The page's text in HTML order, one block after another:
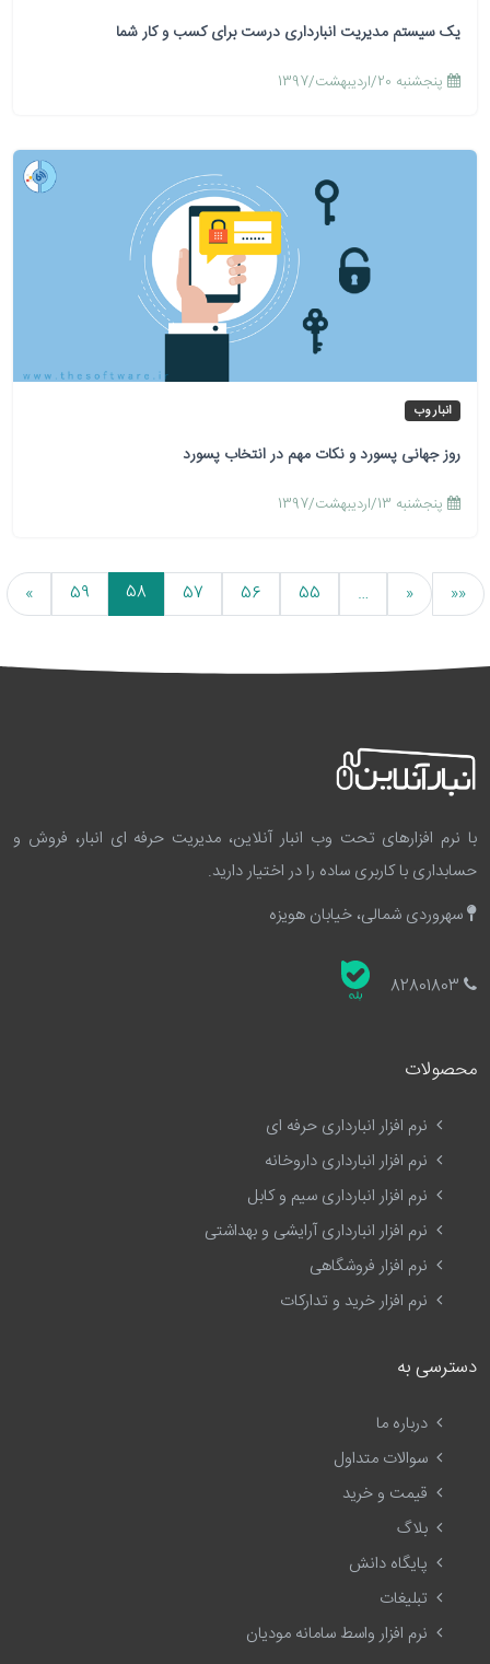
یک سیستم مدیریت انبارداری درست برای کسب و کار شما
پنجشنبه 20/اردیبهشت/1397
انبار وب
روز جهانی پسورد و نکات مهم در انتخاب پسورد
پنجشنبه 13/اردیبهشت/1397
««
«
…
55
56
57
58
59
»
با نرم افزارهای تحت وب انبار آنلاین، مدیریت حرفه ای انبار، فروش و
حسابداری با کاربری ساده را در اختیار دارید.
سهروردی شمالی، خیابان هویزه
محصولات
نرم افزار انبارداری حرفه ای
نرم افزار انبارداری داروخانه
نرم افزار انبارداری سیم و کابل
نرم افزار انبارداری آرایشی و بهداشتی
نرم افزار فروشگاهی
نرم افزار خرید و تدارکات
دسترسی به
درباره ما
سوالات متداول
قیمت و خرید
بلاگ
پایگاه دانش
تبلیغات
نرم افزار واسط سامانه مودیان